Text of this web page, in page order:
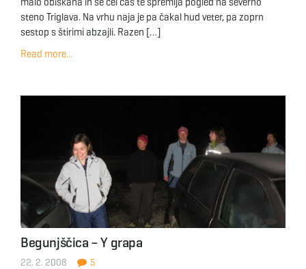
steno Triglava. Na vrhu naja je pa čakal hud veter, pa zoprn
sestop s štirimi abzajli. Razen […]
Read more...
Begunjščica – Y grapa
22. 2. 2008 5